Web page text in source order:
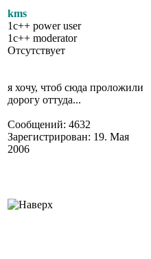
kms
1c++ power user
1c++ moderator
Отсутствует
я хочу, чтоб сюда проложили
дорогу оттуда...
Сообщений: 4632
Зарегистрирован: 19. Мая
2006